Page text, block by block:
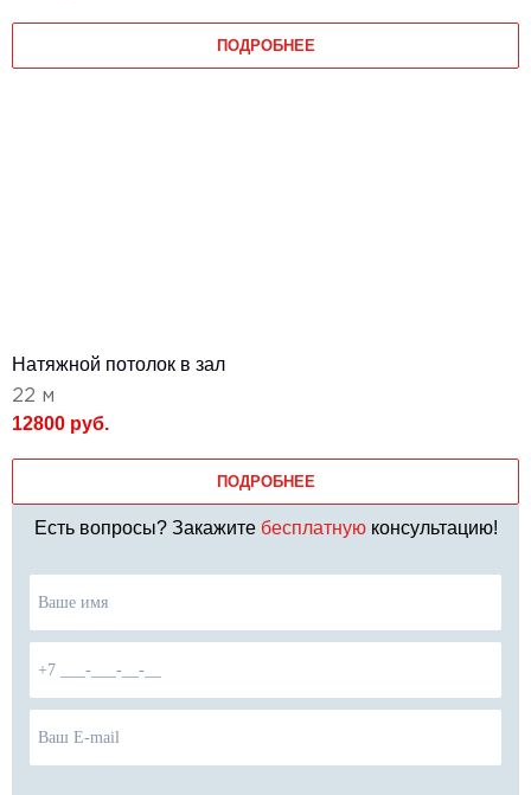
ПОДРОБНЕЕ
Натяжной потолок в зал
22 м
12800 руб.
ПОДРОБНЕЕ
Есть вопросы? Закажите бесплатнуюконсультацию!